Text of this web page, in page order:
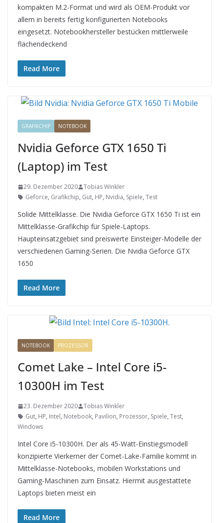
kompakten M.2-Format und wird als OEM-Produkt vor
allem in bereits fertig konfigurierten Notebooks
eingesetzt. Notebookhersteller bestücken mittlerweile
flächendeckend
Read More
GRAFIKCHIP NOTEBOOK
Nvidia Geforce GTX 1650 Ti
(Laptop) im Test
29. Dezember 2020
Tobias Winkler
Geforce, Grafikchip, Gut, HP, Nvidia, Spiele, Test
Solide Mittelklasse. Die Nvidia Geforce GTX 1650 Ti ist ein
Mittelklasse-Grafikchip für Spiele-Laptops.
Haupteinsatzgebiet sind preiswerte Einsteiger-Modelle der
verschiedenen Gaming-Serien. Die Nvidia Geforce GTX
1650
Read More
NOTEBOOK PROZESSOR
Comet Lake – Intel Core i5-
10300H im Test
23. Dezember 2020
Tobias Winkler
Gut, HP, Intel, Notebook, Pavilion, Prozessor, Spiele, Test,
Windows
Intel Core i5-10300H. Der als 45-Watt-Einstiegsmodell
konzipierte Vierkerner der Comet-Lake-Familie kommt in
Mittelklasse-Notebooks, mobilen Workstations und
Gaming-Maschinen zum Einsatz. Hiermit ausgestattete
Laptops bieten meist ein
Read More